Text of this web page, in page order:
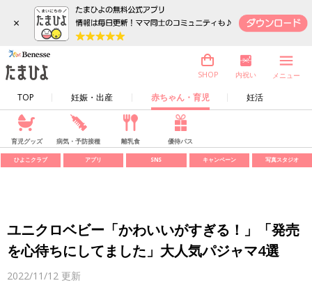
×
TOP 妊娠・出産 赤ちゃん・育児 妊活
SHOP 内祝い メニュー
育児グッズ 病気・予防接種 離乳食 優待パス
ひよこクラブ アプリ SNS キャンペーン 写真スタジオ
ユニクロベビー「かわいいがすぎる！」「発売
を心待ちにしてました」大人気パジャマ4選
2022/11/12 更新